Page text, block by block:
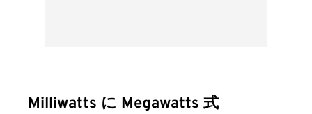
Milliwatts に Megawatts 式